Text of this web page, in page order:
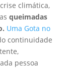
climática,
queimadas
Uma Gota no
continuidade
pessoa